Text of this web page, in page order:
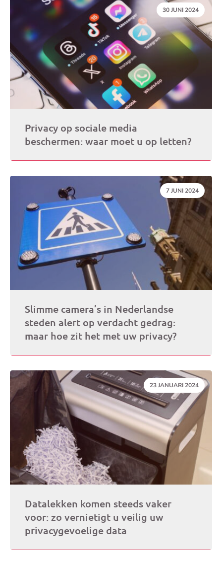
DATUM:
30 JUNI 2024
Privacy op sociale media
beschermen: waar moet u op letten?
DATUM:
7 JUNI 2024
Slimme camera’s in Nederlandse
steden alert op verdacht gedrag:
maar hoe zit het met uw privacy?
DATUM:
23 JANUARI 2024
Datalekken komen steeds vaker
voor: zo vernietigt u veilig uw
privacygevoelige data